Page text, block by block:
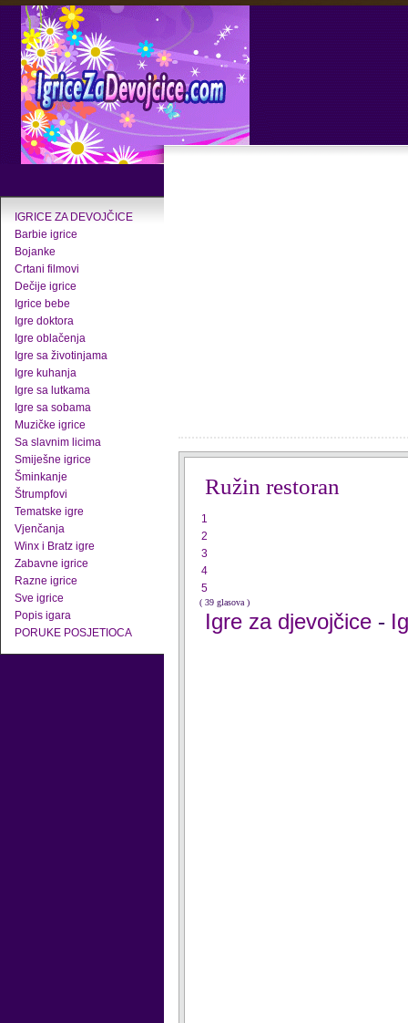
IGRICE ZA DEVOJČICE
Barbie igrice
Bojanke
Crtani filmovi
Dečije igrice
Igrice bebe
Igre doktora
Igre oblačenja
Igre sa životinjama
Igre kuhanja
Igre sa lutkama
Igre sa sobama
Muzičke igrice
Sa slavnim licima
Smiješne igrice
Šminkanje
Štrumpfovi
Tematske igre
Vjenčanja
Winx i Bratz igre
Zabavne igrice
Razne igrice
Sve igrice
Popis igara
PORUKE POSJETIOCA
Ružin restoran
1
2
3
4
5
( 39 glasova )
Igre za djevojčice -